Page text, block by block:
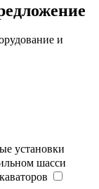
и
установки
шасси